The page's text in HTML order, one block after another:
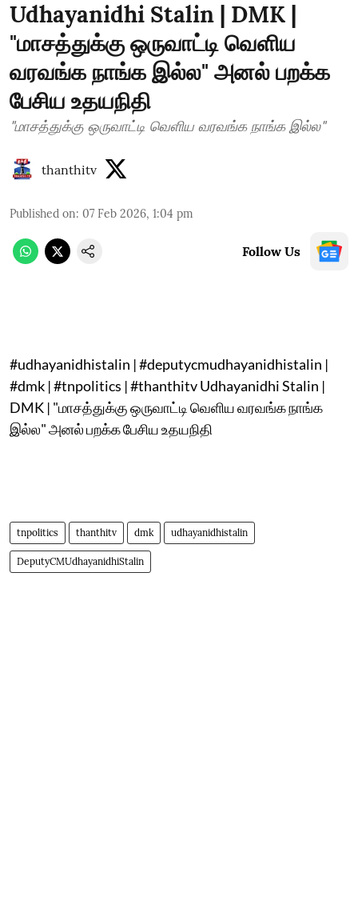
Udhayanidhi Stalin | DMK |
"மாசத்துக்கு ஒருவாட்டி வெளிய
வரவங்க நாங்க இல்ல" அனல் பறக்க
பேசிய உதயநிதி
"மாசத்துக்கு ஒருவாட்டி வெளிய வரவங்க நாங்க இல்ல"
thanthitv
Published on: 07 Feb 2026, 1:04 pm
Follow Us
#udhayanidhistalin | #deputycmudhayanidhistalin |
#dmk | #tnpolitics | #thanthitv Udhayanidhi Stalin |
DMK | "மாசத்துக்கு ஒருவாட்டி வெளிய வரவங்க நாங்க
இல்ல" அனல் பறக்க பேசிய உதயநிதி
tnpolitics thanthitv dmk udhayanidhistalin
DeputyCMUdhayanidhiStalin